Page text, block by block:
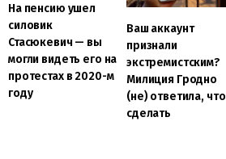
На пенсию ушел
силовик
Стасюкевич — вы
могли видеть его на
протестах в 2020-м
году
Ваш аккаунт
признали
экстремистским?
Милиция Гродно
(не) ответила, что
сделать